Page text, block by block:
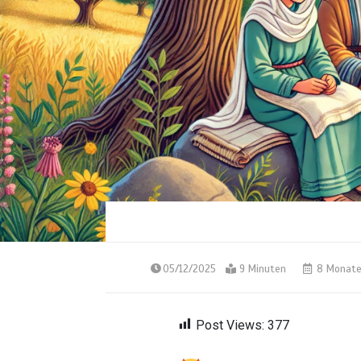
05/12/2025 9 Minuten 8
Post Views: 377